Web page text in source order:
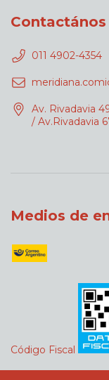
Contactános
011 4902-4354
Av. Rivadavia
/ Av.Rivadavia
Medios de
Código Fiscal